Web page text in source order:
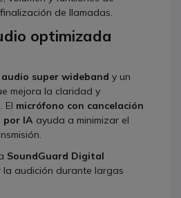
de llamadas.
optimizada
audio super wideband y un
mejora la claridad y
El micrófono con cancelación
por IA ayuda a minimizar el
SoundGuard Digital
audición durante largas